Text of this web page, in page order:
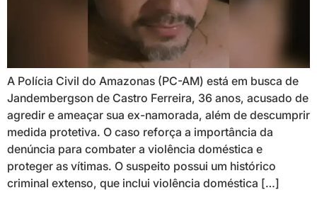
A Polícia Civil do Amazonas (PC-AM) está em busca de
Jandembergson de Castro Ferreira, 36 anos, acusado de
agredir e ameaçar sua ex-namorada, além de descumprir
medida protetiva. O caso reforça a importância da
denúncia para combater a violência doméstica e
proteger as vítimas. O suspeito possui um histórico
criminal extenso, que inclui violência doméstica […]